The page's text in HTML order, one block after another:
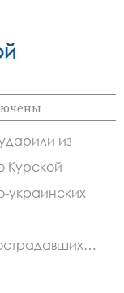
из
Курской
украинских